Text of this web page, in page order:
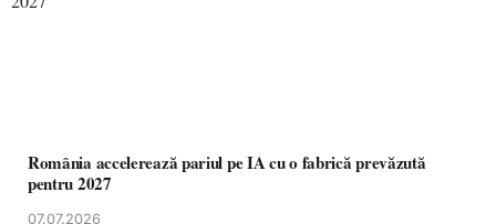
România accelerează pariul pe IA cu o fabrică prevăzută
pentru 2027
07.07.2026